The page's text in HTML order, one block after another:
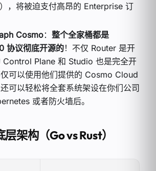
），将被迫支付高昂的 Enterprise 订
Cosmo： 整个全家桶都是
协议彻底开源的！不仅 Router 是开
Control Plane 和 Studio 也是完全开
可以使用他们提供的 Cosmo Cloud
可以轻松将全套系统架设在你们公司
或者防火墙后。
架构（Go vs Rust）